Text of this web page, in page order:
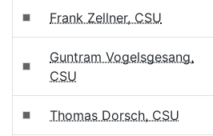
Frank Zellner, CSU
Guntram Vogelsgesang,
CSU
Thomas Dorsch, CSU